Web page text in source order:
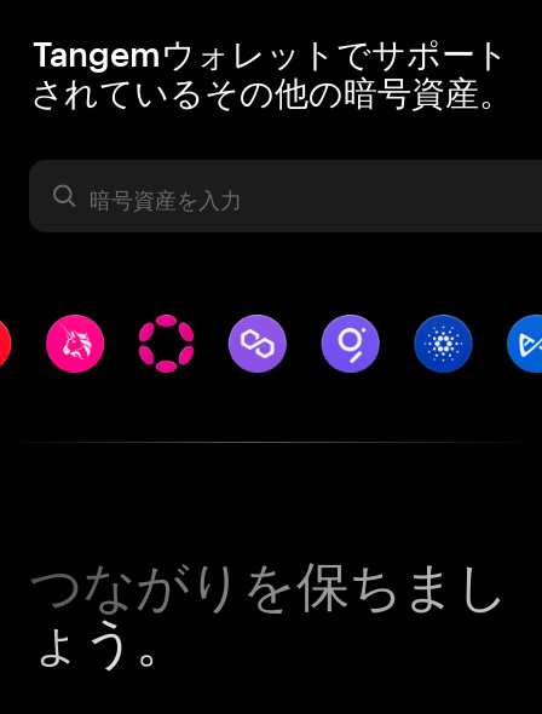
Tangemウォレットでサポート
されているその他の暗号資産。
暗号資産
つながりを保ちまし
ょう。